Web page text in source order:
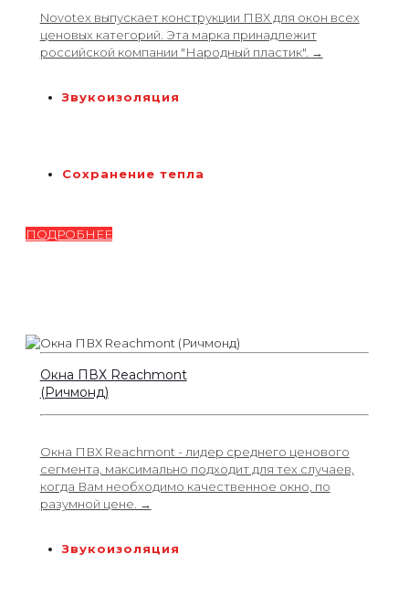
Novotex выпускает конструкции ПВХ для окон всех
ценовых категорий. Эта марка принадлежит
российской компании "Народный пластик". →
Звукоизоляция
Сохранение тепла
ПОДРОБНЕЕ
Окна ПВХ Reachmont
(Ричмонд)
Окна ПВХ Reachmont - лидер среднего ценового
сегмента, максимально подходит для тех случаев,
когда Вам необходимо качественное окно, по
разумной цене. →
Звукоизоляция